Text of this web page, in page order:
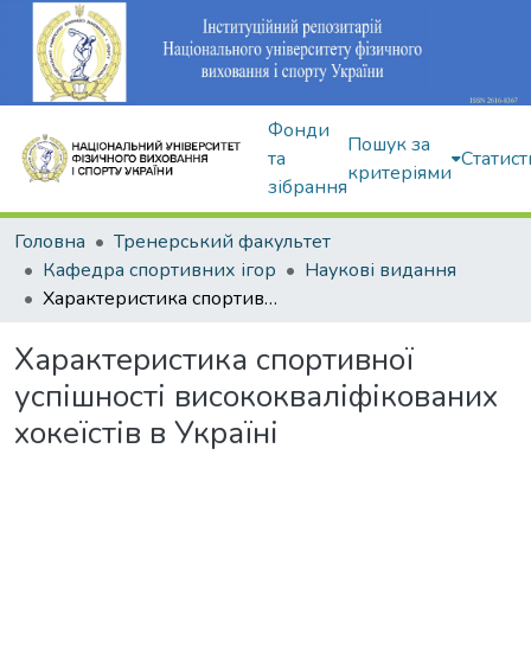
Фонди
та
зібрання
Пошук за
критеріями
Головна
Тренерський факультет
Кафедра спортивних ігор
Наукові видання
Характеристика спортивної успішності висококваліфікованих хокеїстів в Україні
Характеристика спортивної
успішності висококваліфікованих
хокеїстів в Україні